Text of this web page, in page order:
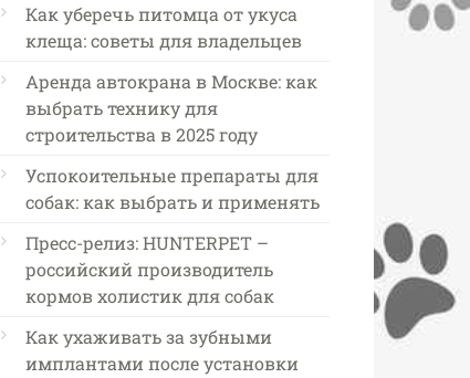
Как уберечь питомца от укуса
клеща: советы для владельцев
Аренда автокрана в Москве: как
выбрать технику для
строительства в 2025 году
Успокоительные препараты для
собак: как выбрать и применять
Пресс-релиз: HUNTERPET –
российский производитель
кормов холистик для собак
Как ухаживать за зубными
имплантами после установки